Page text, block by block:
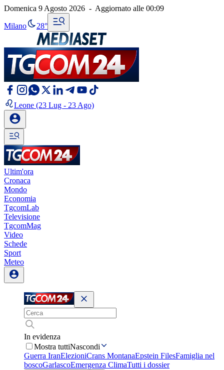
Domenica 9 Agosto 2026 - Aggiornato alle 00:09
Milano 28°
Leone (23 Lug - 23 Ago)
Ultim'ora
Cronaca
Mondo
Economia
TgcomLab
Televisione
TgcomMag
Video
Schede
Sport
Meteo
In evidenza
Mostra tuttiNascondi
Guerra IranElezioniCrans MontanaEpstein FilesFamiglia nel
boscoGarlascoEmergenza ClimaTutti i dossier